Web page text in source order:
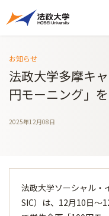
お知らせ
法政大学多摩キ
円モーニング」
2025年12月08日
法政大学ソーシャル・
SIC）は、12月10日～